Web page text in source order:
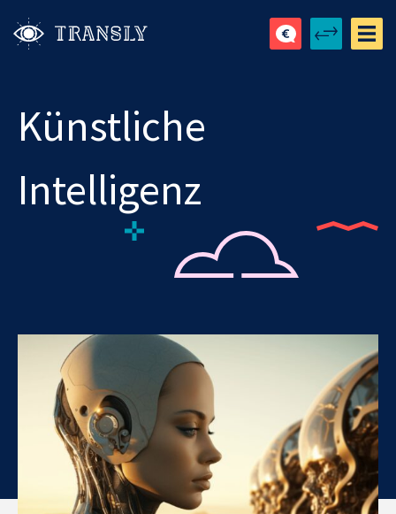
Künstliche
Intelligenz